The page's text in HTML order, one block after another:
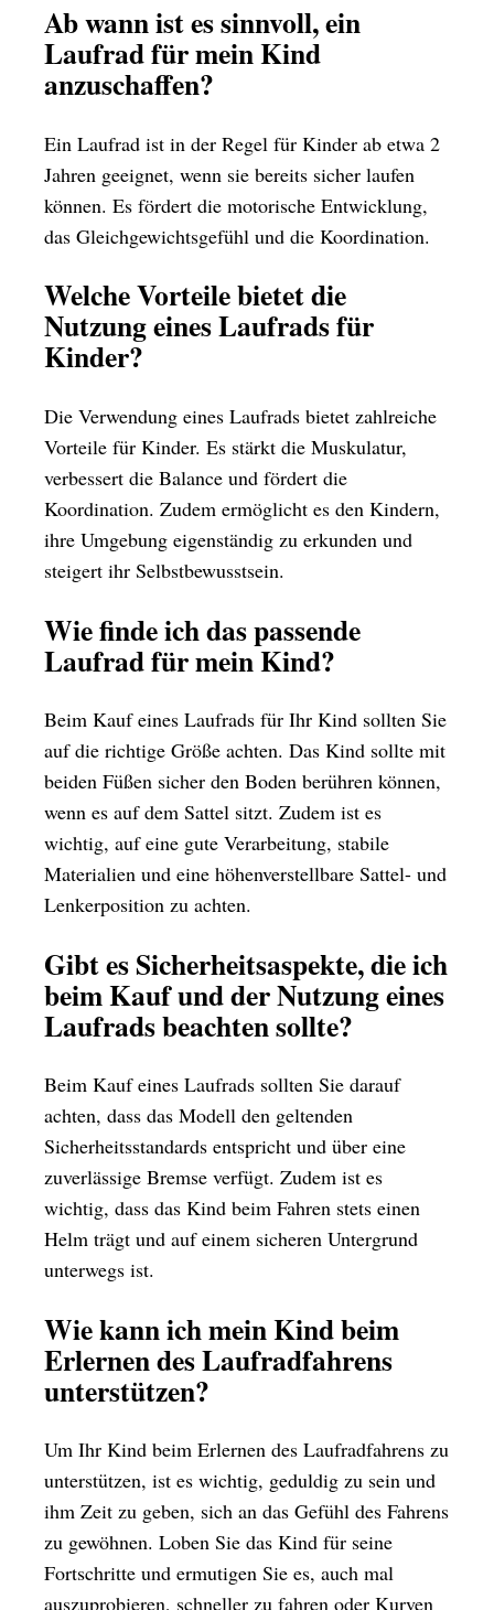
Ab wann ist es sinnvoll, ein
Laufrad für mein Kind
anzuschaffen?
Ein Laufrad ist in der Regel für Kinder ab etwa 2
Jahren geeignet, wenn sie bereits sicher laufen
können. Es fördert die motorische Entwicklung,
das Gleichgewichtsgefühl und die Koordination.
Welche Vorteile bietet die
Nutzung eines Laufrads für
Kinder?
Die Verwendung eines Laufrads bietet zahlreiche
Vorteile für Kinder. Es stärkt die Muskulatur,
verbessert die Balance und fördert die
Koordination. Zudem ermöglicht es den Kindern,
ihre Umgebung eigenständig zu erkunden und
steigert ihr Selbstbewusstsein.
Wie finde ich das passende
Laufrad für mein Kind?
Beim Kauf eines Laufrads für Ihr Kind sollten Sie
auf die richtige Größe achten. Das Kind sollte mit
beiden Füßen sicher den Boden berühren können,
wenn es auf dem Sattel sitzt. Zudem ist es
wichtig, auf eine gute Verarbeitung, stabile
Materialien und eine höhenverstellbare Sattel- und
Lenkerposition zu achten.
Gibt es Sicherheitsaspekte, die ich
beim Kauf und der Nutzung eines
Laufrads beachten sollte?
Beim Kauf eines Laufrads sollten Sie darauf
achten, dass das Modell den geltenden
Sicherheitsstandards entspricht und über eine
zuverlässige Bremse verfügt. Zudem ist es
wichtig, dass das Kind beim Fahren stets einen
Helm trägt und auf einem sicheren Untergrund
unterwegs ist.
Wie kann ich mein Kind beim
Erlernen des Laufradfahrens
unterstützen?
Um Ihr Kind beim Erlernen des Laufradfahrens zu
unterstützen, ist es wichtig, geduldig zu sein und
ihm Zeit zu geben, sich an das Gefühl des Fahrens
zu gewöhnen. Loben Sie das Kind für seine
Fortschritte und ermutigen Sie es, auch mal
auszuprobieren, schneller zu fahren oder Kurven